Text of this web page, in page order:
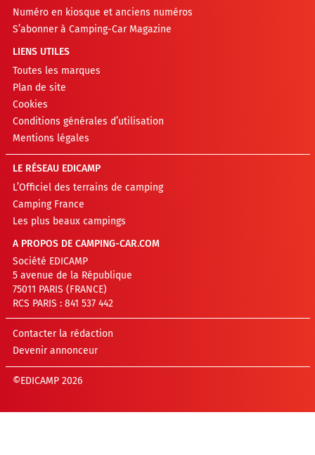
Numéro en kiosque et anciens numéros
S’abonner à Camping-Car Magazine
LIENS UTILES
Toutes les marques
Plan de site
Cookies
Conditions générales d’utilisation
Mentions légales
LE RÉSEAU EDICAMP
L’Officiel des terrains de camping
Camping France
Les plus beaux campings
A PROPOS DE CAMPING-CAR.COM
Société EDICAMP
5 avenue de la République
75011 PARIS (FRANCE)
RCS PARIS : 841 537 442
Contacter la rédaction
Devenir annonceur
©EDICAMP 2026